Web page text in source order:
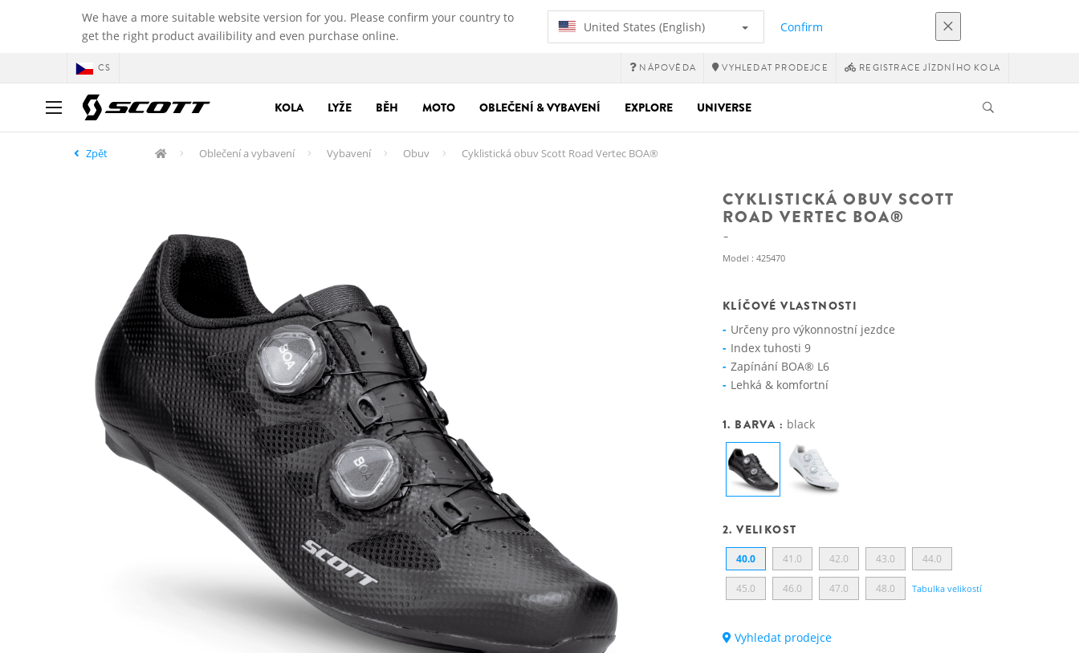
We have a more suitable website version for you. Please confirm your country to
get the right product availibility and even purchase online.
United States (English) Confirm
CS NÁPOVĚDA VYHLEDAT PRODEJCE REGISTRACE JÍZDNÍHO KOLA
KOLA LYŽE BĚH MOTO OBLEČENÍ & VYBAVENÍ EXPLORE UNIVERSE
Zpět Oblečení a vybavení Vybavení Obuv Cyklistická obuv Scott Road Vertec BOA®
CYKLISTICKÁ OBUV SCOTT
ROAD VERTEC BOA®
Model : 425470
KLÍČOVÉ VLASTNOSTI
Určeny pro výkonnostní jezdce
Index tuhosti 9
Zapínání BOA® L6
Lehká & komfortní
1. BARVA : black
2. VELIKOST
40.0 41.0 42.0 43.0 44.0
45.0 46.0 47.0 48.0 Tabulka velikostí
Vyhledat prodejce